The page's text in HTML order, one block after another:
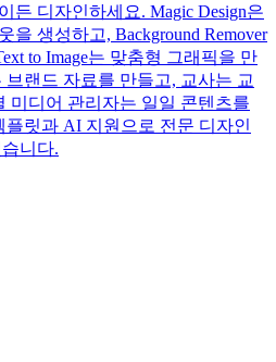
든 디자인하세요. Magic Design은
을 생성하고, Background Remover
to Image는 맞춤형 그래픽을 만
랜드 자료를 만들고, 교사는 교
미디어 관리자는 일일 콘텐츠를
릿과 AI 지원으로 전문 디자인
니다.